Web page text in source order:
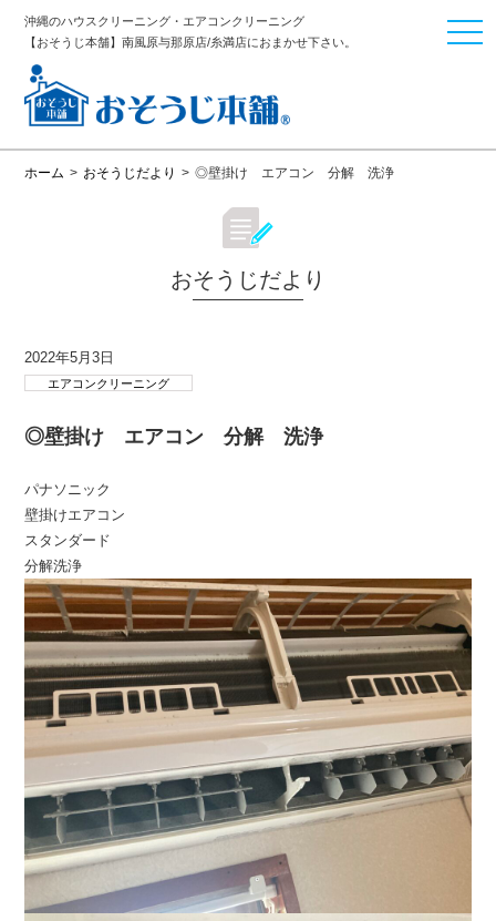
沖縄のハウスクリーニング・エアコンクリーニング
【おそうじ本舗】南風原与那原店/糸満店におまかせ下さい。
ホーム > おそうじだより > ◎壁掛け エアコン 分解 洗浄
おそうじだより
2022年5月3日
エアコンクリーニング
◎壁掛け エアコン 分解 洗浄
パナソニック
壁掛けエアコン
スタンダード
分解洗浄